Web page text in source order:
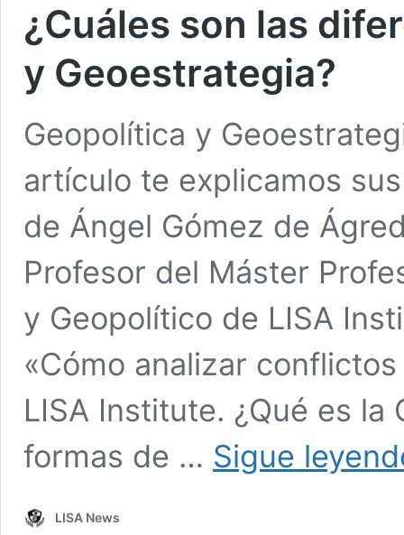
¿Cuáles son las
y Geoestrategia?
Geopolítica y
artículo te explicamos
de Ángel Gómez de
Profesor del Máster
y Geopolítico de LISA
«Cómo analizar
LISA Institute. ¿Qué es
formas de … Sigue
LISA News